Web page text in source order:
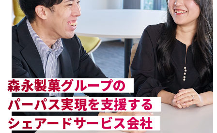
森永製菓グループの
パーパス実現を支援する
シェアードサービス会社